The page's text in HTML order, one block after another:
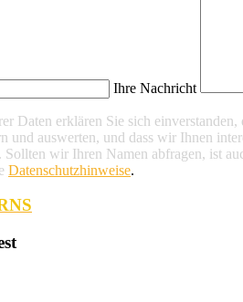
Ihre Nachricht
Daten erklären Sie sich
und auswerten, und dass wir Ihnen
wir Ihren Namen abfragen, ist
Datenschutzhinweise.